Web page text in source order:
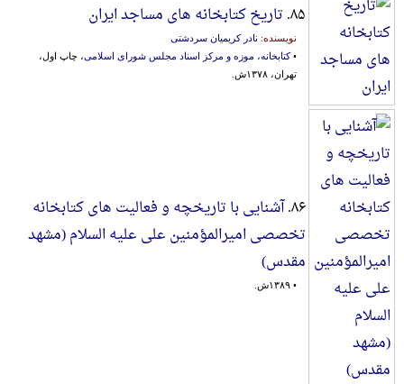
۸۵. تاریخ کتابخانه های مساجد ایران
نویسنده: نادر کریمیان سردشتی
•کتابخانه، موزه و مرکز اسناد مجلس شورای اسلامی، چاپ اول،
تهران، ۱۳۷۸ش.
۸۶. آشنایی با تاریخچه و فعالیت های کتابخانه
تخصصی امیرالمؤمنین علی علیه السلام (مشهد
مقدس)
• ۱۳۸۹ش.